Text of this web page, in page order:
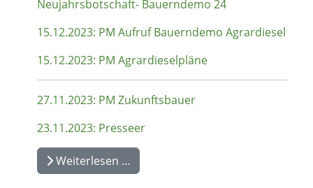
Neujahrsbotschaft- Bauerndemo 24
15.12.2023: PM Aufruf Bauerndemo Agrardiesel
15.12.2023: PM Agrardieselpläne
27.11.2023: PM Zukunftsbauer
23.11.2023: Presseer
Weiterlesen …